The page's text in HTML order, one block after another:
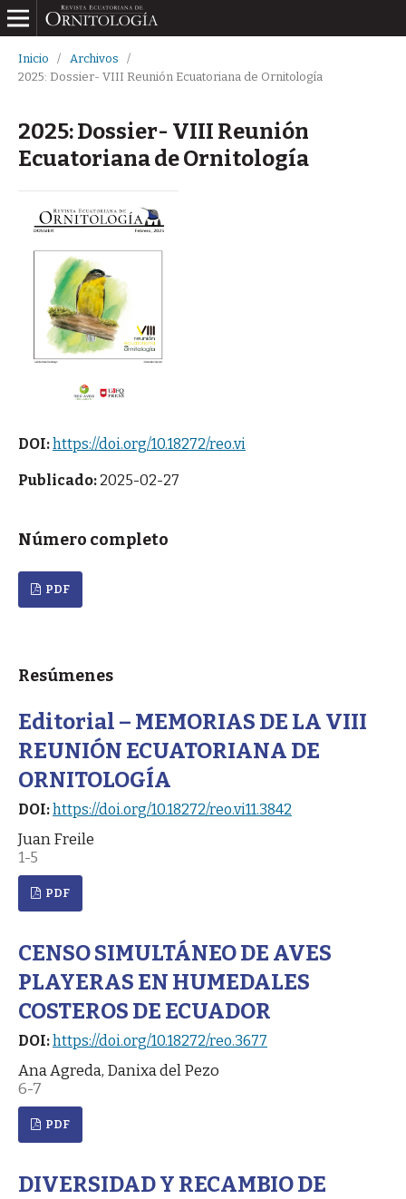
Inicio / Archivos
/
2025: Dossier- VIII Reunión Ecuatoriana de Ornitología
2025: Dossier- VIII Reunión
Ecuatoriana de Ornitología
DOI:https://doi.org/10.18272/reo.vi
Publicado: 2025-02-27
Número completo
PDF
Resúmenes
Editorial – MEMORIAS DE LA VIII
REUNIÓN ECUATORIANA DE
ORNITOLOGÍA
DOI:https://doi.org/10.18272/reo.vi11.3842
Juan Freile
1-5
PDF
CENSO SIMULTÁNEO DE AVES
PLAYERAS EN HUMEDALES
COSTEROS DE ECUADOR
DOI:https://doi.org/10.18272/reo.3677
Ana Agreda, Danixa del Pezo
6-7
PDF
DIVERSIDAD Y RECAMBIO DE